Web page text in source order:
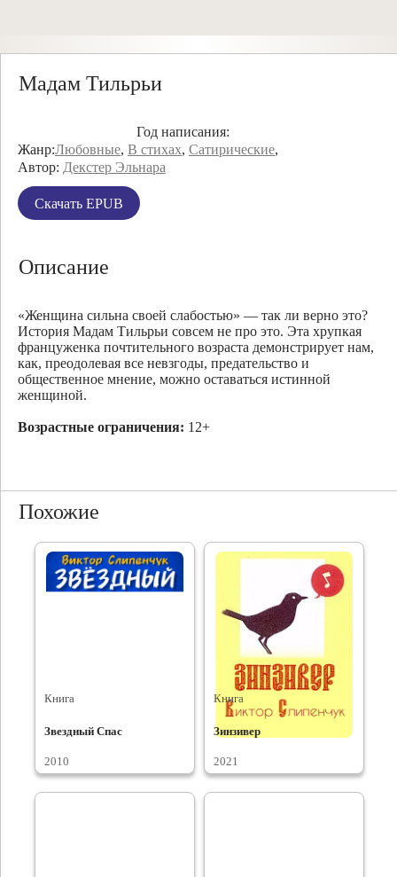
Мадам Тильрьи
Год написания:
Жанр:Любовные, В стихах, Сатирические,
Автор: Декстер Эльнара
Скачать EPUB
Описание
«Женщина сильна своей слабостью» — так ли верно это?
История Мадам Тильрьи совсем не про это. Эта хрупкая
француженка почтительного возраста демонстрирует нам,
как, преодолевая все невзгоды, предательство и
общественное мнение, можно оставаться истинной
женщиной.
Возрастные ограничения: 12+
Похожие
Книга
Звездный Спас
2010
Книга
Зинзивер
2021